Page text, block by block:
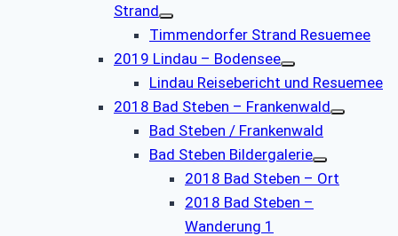
Strand
Timmendorfer Strand Resuemee
2019 Lindau – Bodensee
Lindau Reisebericht und Resuemee
2018 Bad Steben – Frankenwald
Bad Steben / Frankenwald
Bad Steben Bildergalerie
2018 Bad Steben – Ort
2018 Bad Steben –
Wanderung 1